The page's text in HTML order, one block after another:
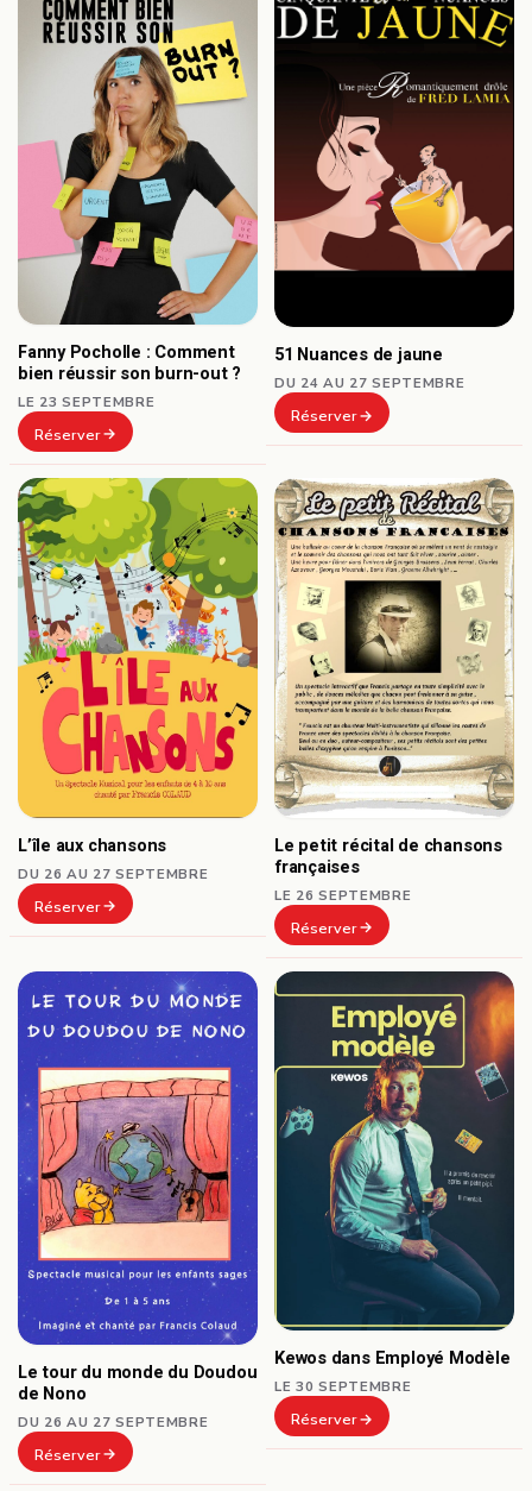
Fanny Pocholle : Comment
bien réussir son burn-out ?
LE 23 SEPTEMBRE
Réserver
51 Nuances de jaune
DU 24 AU 27 SEPTEMBRE
Réserver
L’île aux chansons
DU 26 AU 27 SEPTEMBRE
Réserver
Le petit récital de chansons
françaises
LE 26 SEPTEMBRE
Réserver
Le tour du monde du Doudou
de Nono
DU 26 AU 27 SEPTEMBRE
Réserver
Kewos dans Employé Modèle
LE 30 SEPTEMBRE
Réserver